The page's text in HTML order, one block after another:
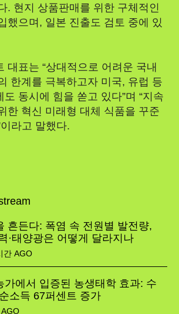
. 현지 상품판매를 위한 구체적인
했으며, 일본 진출도 검토 중에 있
대표는 “상대적으로 어려운 국내
한계를 극복하고자 미국, 유럽 등
동시에 힘을 쏟고 있다”며 “지속
한 혁신 미래형 대체 식품을 꾸준
라고 말했다.
흔든다: 폭염 속 전원별 발전량,
·태양광은 어떻게 달라지나
간 AGO
가에서 입증된 농생태학 효과: 수
소득 67퍼센트 증가